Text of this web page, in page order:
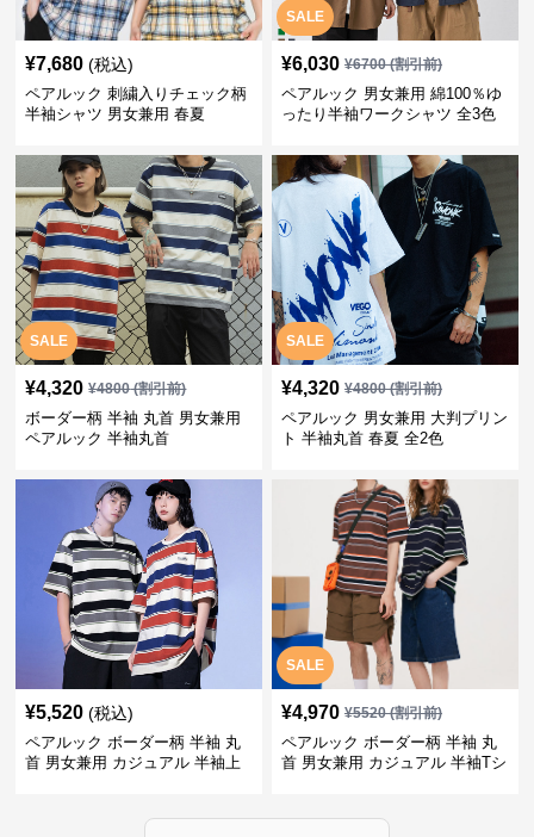
¥7,680 (税込)
ペアルック 刺繍入りチェック柄
半袖シャツ 男女兼用 春夏
SALE
¥6,030 ¥6700(割引前)
ペアルック 男女兼用 綿100％ゆ
ったり半袖ワークシャツ 全3色
SALE
¥4,320 ¥4800(割引前)
ボーダー柄 半袖 丸首 男女兼用
ペアルック 半袖丸首
SALE
¥4,320 ¥4800(割引前)
ペアルック 男女兼用 大判プリン
ト 半袖丸首 春夏 全2色
¥5,520 (税込)
ペアルック ボーダー柄 半袖 丸
首 男女兼用 カジュアル 半袖上
SALE
¥4,970 ¥5520(割引前)
ペアルック ボーダー柄 半袖 丸
首 男女兼用 カジュアル 半袖Tシ